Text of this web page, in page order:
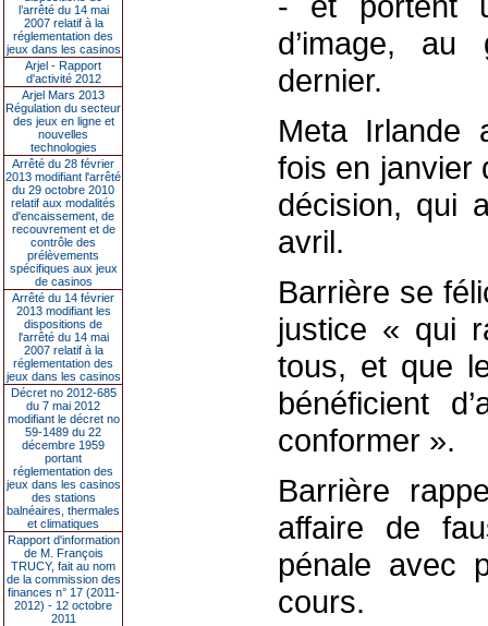
l’arrêté du 14 mai
2007 relatif à la
réglementation des
jeux dans les casinos
Arjel - Rapport
d'activité 2012
Arjel Mars 2013
Régulation du secteur
des jeux en ligne et
nouvelles
technologies
Arrêté du 28 février
2013 modifiant l'arrêté
du 29 octobre 2010
relatif aux modalités
d'encaissement, de
recouvrement et de
contrôle des
prélèvements
spécifiques aux jeux
de casinos
Arrêté du 14 février
2013 modifiant les
dispositions de
l'arrêté du 14 mai
2007 relatif à la
réglementation des
jeux dans les casinos
Décret no 2012-685
du 7 mai 2012
modifiant le décret no
59-1489 du 22
décembre 1959
portant
réglementation des
jeux dans les casinos
des stations
balnéaires, thermales
et climatiques
Rapport d'information
de M. François
TRUCY, fait au nom
de la commission des
finances n° 17 (2011-
2012) - 12 octobre
2011
d’image,
dernier.
Meta Irlande
fois en janvier
décision, qui
avril.
Barrière se
justice « qui
tous, et que
bénéficient
conformer ».
Barrière
affaire de
pénale avec
cours.